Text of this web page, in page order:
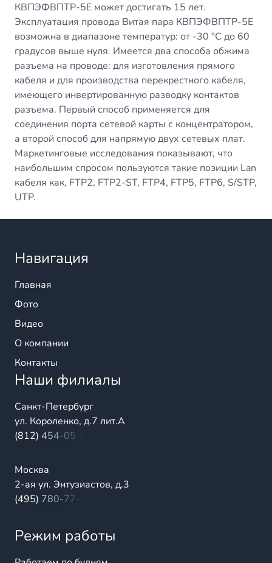
КВПЭФВПТР-5Е может достигать 15 лет.
Эксплуатация провода Витая пара КВПЭФВПТР-5Е
возможна в диапазоне температур: от -30 °С до 60
градусов выше нуля. Имеется два способа обжима
разъема на проводе: для изготовления прямого
кабеля и для производства перекрестного кабеля,
имеющего инвертированную разводку контактов
разъема. Первый способ применяется для
соединения порта сетевой карты с концентратором,
а второй способ для напрямую двух сетевых плат.
Маркетинговые исследования показывают, что
наибольшим спросом пользуются такие позиции Lan
кабеля как, FTP2, FTP2-ST, FTP4, FTP5, FTP6, S/STP,
UTP.
Навигация
Главная
Фото
Видео
О компании
Контакты
Наши филиалы
Санкт-Петербург
ул. Короленко, д.7 лит.А
(812) 454-05-54
Москва
2-ая ул. Энтузиастов, д.3
(495) 780-77-98
Режим работы